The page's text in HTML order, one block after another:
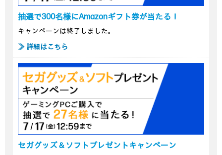
抽選で300名様にAmazonギフト券が当たる！
キャンペーンは終了しました。
≫ 詳細はこちら
セガグッズ＆ソフトプレゼントキャンペーン